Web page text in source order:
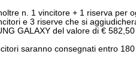
n. 1 vincitore + 1 riserva per
e 3 riserve che si
GALAXY del valore di € 582,50
saranno consegnati entro